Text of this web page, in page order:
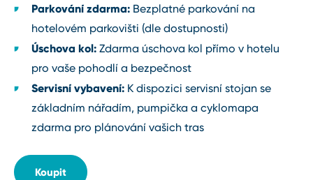
Parkování zdarma: Bezplatné parkování na
hotelovém parkovišti (dle dostupnosti)
Úschova kol: Zdarma úschova kol přímo v hotelu
pro vaše pohodlí a bezpečnost
Servisní vybavení: K dispozici servisní stojan se
základním nářadím, pumpička a cyklomapa
zdarma pro plánování vašich tras
Koupit